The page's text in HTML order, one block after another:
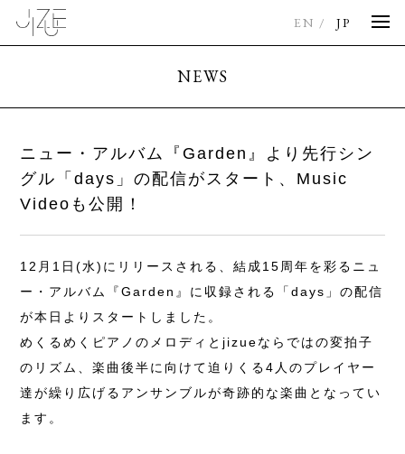
EN JP
NEWS
ニュー・アルバム『Garden』より先行シン
グル「days」の配信がスタート、Music
Videoも公開！
12月1日(水)にリリースされる、結成15周年を彩るニュ
ー・アルバム『Garden』に収録される「days」の配信
が本日よりスタートしました。
めくるめくピアノのメロディとjizueならではの変拍子
のリズム、楽曲後半に向けて迫りくる4人のプレイヤー
達が繰り広げるアンサンブルが奇跡的な楽曲となってい
ます。